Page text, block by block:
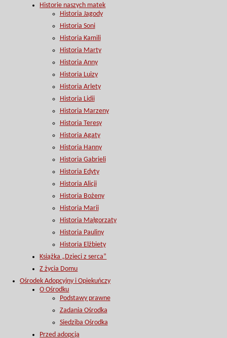
Historie naszych matek
Historia Jagody
Historia Soni
Historia Kamili
Historia Marty
Historia Anny
Historia Luizy
Historia Arlety
Historia Lidii
Historia Marzeny
Historia Teresy
Historia Agaty
Historia Hanny
Historia Gabrieli
Historia Edyty
Historia Alicji
Historia Bożeny
Historia Marii
Historia Małgorzaty
Historia Pauliny
Historia Elżbiety
Książka „Dzieci z serca”
Z życia Domu
Ośrodek Adopcyjny i Opiekuńczy
O Ośrodku
Podstawy prawne
Zadania Ośrodka
Siedziba Ośrodka
Przed adopcją